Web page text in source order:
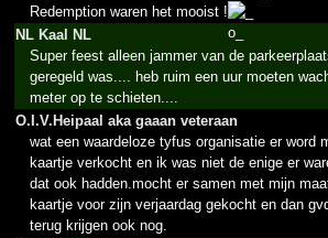
Redemption waren het mooist !
NL Kaal NL
Super feest alleen jammer van de
geregeld was.... heb ruim een uur moeten
meter op te schieten....
O.­I.­V.­Heipaal aka gaaan veteraan
wat een waardeloze tyfus organisatie er word
kaartje verkocht en ik was niet de enige er
dat ook hadden.mocht er samen met mijn
kaartje voor zijn verjaardag gekocht en dan
terug krijgen ook nog.